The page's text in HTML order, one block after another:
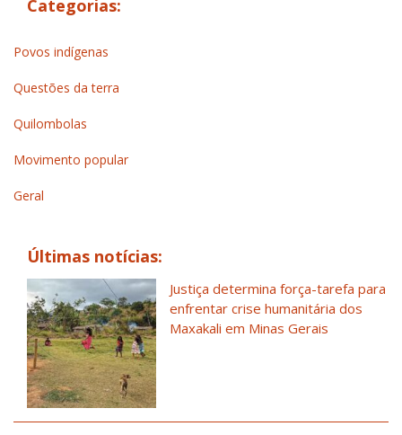
Categorias:
Povos indígenas
Questões da terra
Quilombolas
Movimento popular
Geral
Últimas notícias:
Justiça determina força-tarefa para
enfrentar crise humanitária dos
Maxakali em Minas Gerais